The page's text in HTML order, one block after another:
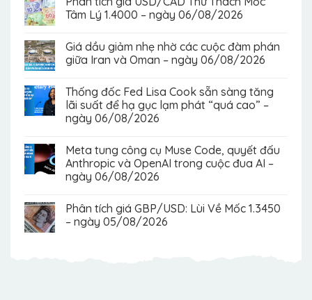
Tâm Lý 1.4000 – ngày 06/08/2026
Giá dầu giảm nhẹ nhờ các cuộc đàm phán
giữa Iran và Oman – ngày 06/08/2026
Thống đốc Fed Lisa Cook sẵn sàng tăng
lãi suất để hạ gục lạm phát “quá cao” –
ngày 06/08/2026
Meta tung công cụ Muse Code, quyết đấu
Anthropic và OpenAI trong cuộc đua AI –
ngày 06/08/2026
Phân tích giá GBP/USD: Lùi Về Mốc 1.3450
– ngày 05/08/2026